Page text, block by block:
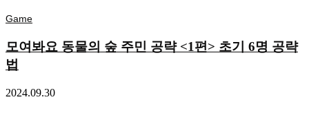
Game
모여봐요 동물의 숲 주민 공략 <1편> 초기 6명 공략
법
2024.09.30